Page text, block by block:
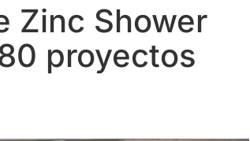
Zinc Shower
proyectos